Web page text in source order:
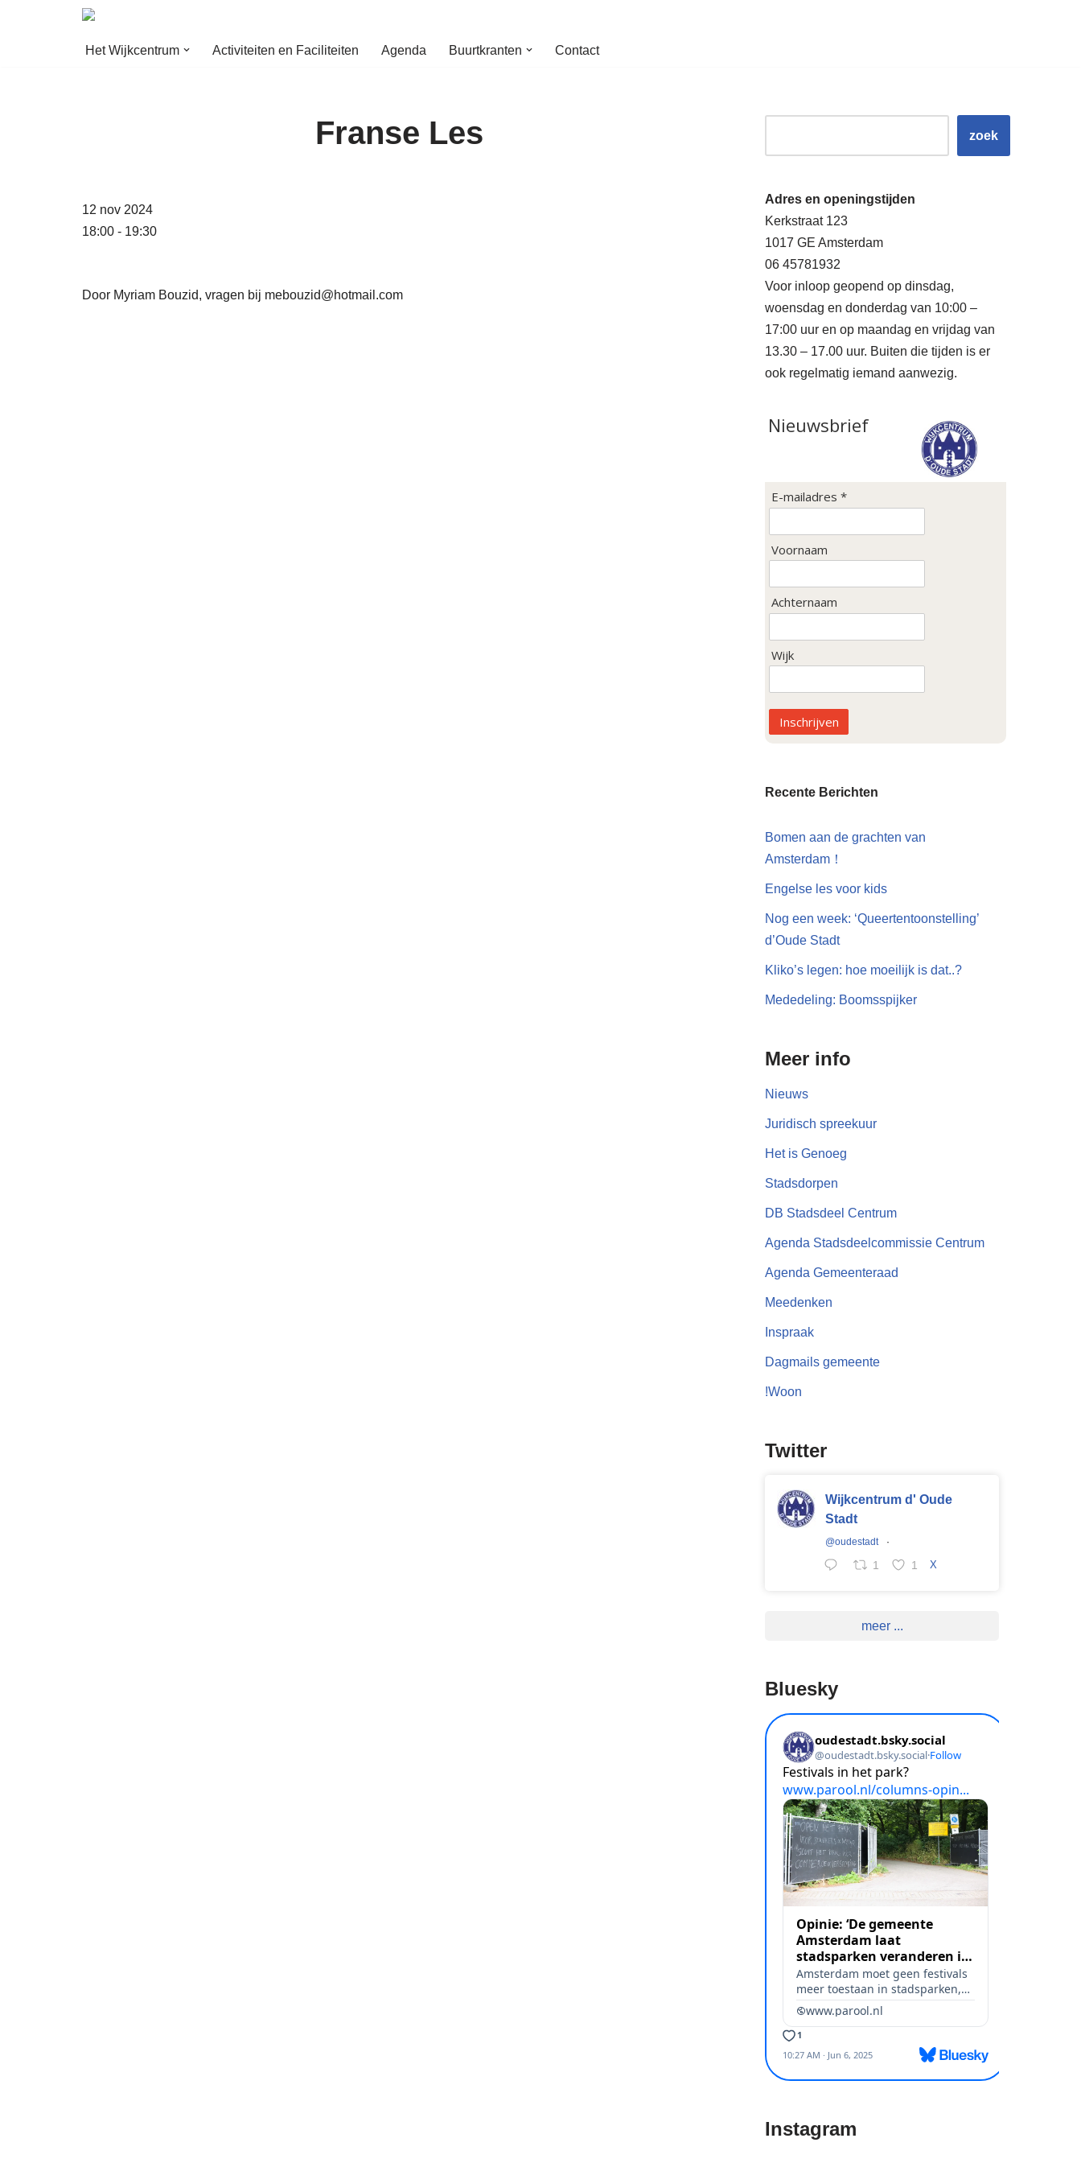
Het Wijkcentrum Activiteiten en Faciliteiten Agenda Buurtkranten Contact
Franse Les
12 nov 2024
18:00 - 19:30
Door Myriam Bouzid, vragen bij mebouzid@hotmail.com
zoek
Adres en openingstijden
Kerkstraat 123
1017 GE Amsterdam
06 45781932
Voor inloop geopend op dinsdag,
woensdag en donderdag van 10:00 –
17:00 uur en op maandag en vrijdag van
13.30 – 17.00 uur. Buiten die tijden is er
ook regelmatig iemand aanwezig.
Nieuwsbrief
E-mailadres *
Voornaam
Achternaam
Wijk
Inschrijven
Recente Berichten
Bomen aan de grachten van
Amsterdam！
Engelse les voor kids
Nog een week: ‘Queertentoonstelling’
d’Oude Stadt
Kliko’s legen: hoe moeilijk is dat..?
Mededeling: Boomsspijker
Meer info
Nieuws
Juridisch spreekuur
Het is Genoeg
Stadsdorpen
DB Stadsdeel Centrum
Agenda Stadsdeelcommissie Centrum
Agenda Gemeenteraad
Meedenken
Inspraak
Dagmails gemeente
!Woon
Twitter
Wijkcentrum d' Oude
Stadt
@oudestadt ·
1 1 X
meer ...
Bluesky
Instagram